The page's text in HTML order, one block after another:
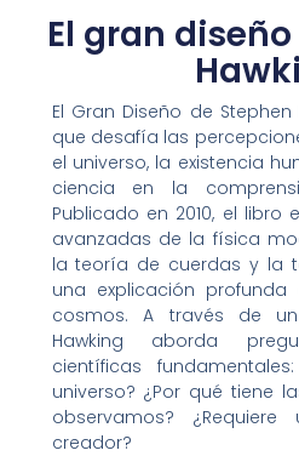
El gran
El Gran Diseño de
que desafía las
el universo, la existencia
ciencia en la
Publicado en 2010, el libro
avanzadas de la física
la teoría de cuerdas y la
una explicación
cosmos. A través de
Hawking aborda
científicas
universo? ¿Por qué tiene
observamos?
creador?